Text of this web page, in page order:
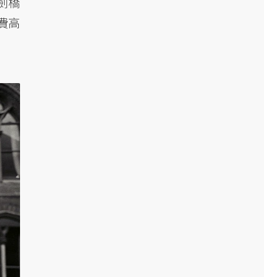
高